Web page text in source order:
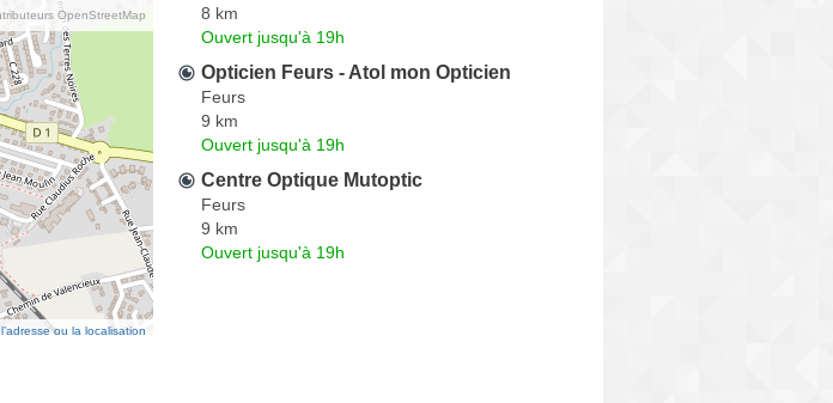
OpenStreetMap
ou la localisation
8 km
Ouvert jusqu'à 19h
Opticien Feurs - Atol mon Opticien
Feurs
9 km
Ouvert jusqu'à 19h
Centre Optique Mutoptic
Feurs
9 km
Ouvert jusqu'à 19h